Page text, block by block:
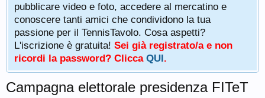
pubblicare video e foto, accedere al mercatino e
conoscere tanti amici che condividono la tua
passione per il TennisTavolo. Cosa aspetti?
L'iscrizione è gratuita! Sei già registrato/a e non
ricordi la password? Clicca QUI.
Campagna elettorale presidenza FITeT